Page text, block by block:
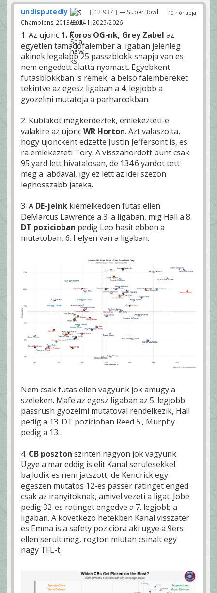
10 hónapja
undisputedly 12 937
— SuperBowl
Champions 2013/2014 II 2025/2026
1. Az ujonc 1. koros OG-nk, Grey Zabel az
egyetlen tamadofalember a ligaban jelenleg
akinek legalabb 25 passzblokk snapja van es
nem engedett alatta nyomast. Egyebkent
futasblokkban is remek, a belso falembereket
tekintve az egesz ligaban a 4. legjobb a
gyozelmi mutatoja a parharcokban.
2. Kubiakot megkerdeztek, emlekezteti-e
valakire az ujoncWR Horton. Azt valaszolta,
hogy ujonckent edzette Justin Jeffersont is, es
ra emlekezteti Tory. A visszahordott punt csak
95 yard lett hivatalosan, de 134.6 yardot tett
meg a labdaval, igy ez lett az idei szezon
leghosszabb jateka.
3. A DE-jeink kiemelkedoen futas ellen.
DeMarcus Lawrence a 3. a ligaban, mig Hall a 8.
DT pozicioban pedig Leo hasit ebben a
mutatoban, 6. helyen van a ligaban.
Nem csak futas ellen vagyunk jok amugy a
szeleken. Mafe az egesz ligaban az 5. legjobb
passrush gyozelmi mutatoval rendelkezik, Hall
pedig a 13. DT pozicioban Reed 5., Murphy
pedig a 13.
4. CB poszton szinten nagyon jok vagyunk.
Ugye a mar eddig is elit Kanal serulesekkel
bajlodik es nem jatszott, de Kendrick egy
egeszen mutatos 12-es passer ratinget enged
csak az iranyitoknak, amivel vezeti a ligat. Jobe
pedig 32-es ratinget engedve a 7. legjobb a
ligaban. A kovetkezo hetekben Kanal visszater
es Emma is a safety poziciora aki ugye a 9ers
ellen serult meg, rogton miutan csinalt egy
nagy TFL-t.